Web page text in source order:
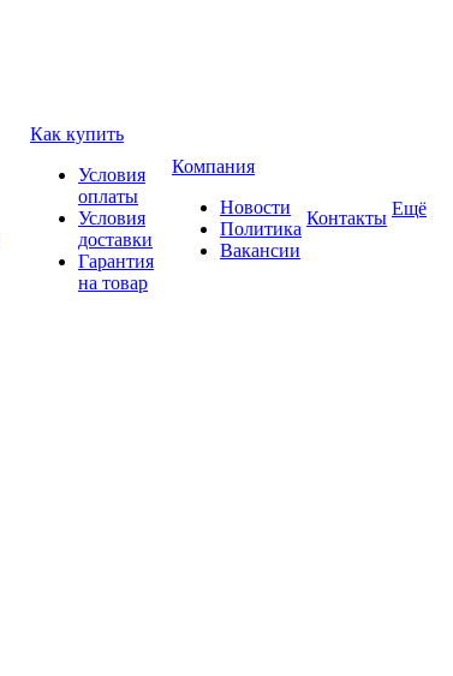
Как купить
Условия
оплаты
Условия
доставки
Гарантия
на товар
Компания
Новости
Политика
Вакансии
Контакты Ещё